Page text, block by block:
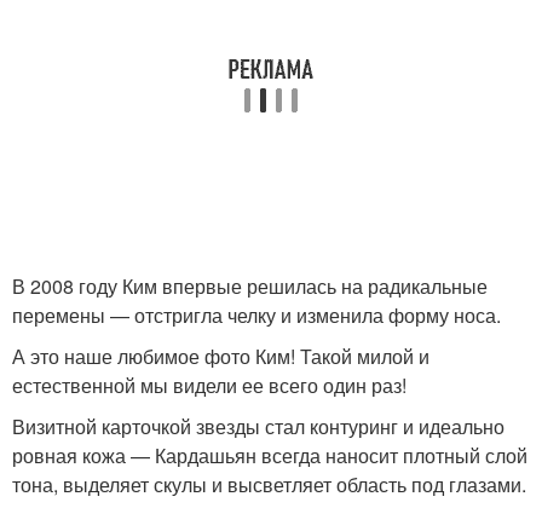
В 2008 году Ким впервые решилась на радикальные
перемены — отстригла челку и изменила форму носа.
А это наше любимое фото Ким! Такой милой и
естественной мы видели ее всего один раз!
Визитной карточкой звезды стал контуринг и идеально
ровная кожа — Кардашьян всегда наносит плотный слой
тона, выделяет скулы и высветляет область под глазами.